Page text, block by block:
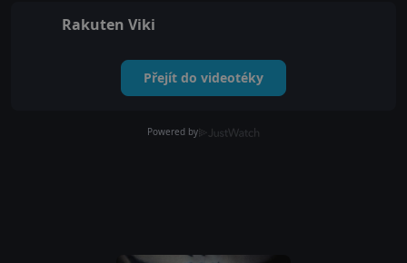
Rakuten Viki
Přejít do videotéky
Powered by